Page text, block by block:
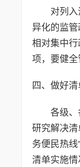
对列
异化的监
相对集中
项，要健全
四、做好
各级
研究解决
务便民热
清单实施情